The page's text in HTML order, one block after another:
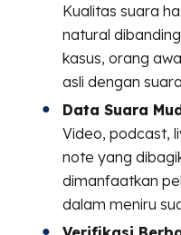
Kualitas suara
natural
kasus, orang
asli dengan
Data Suara
Video, podcast,
note yang
dimanfaatkan
dalam meniru